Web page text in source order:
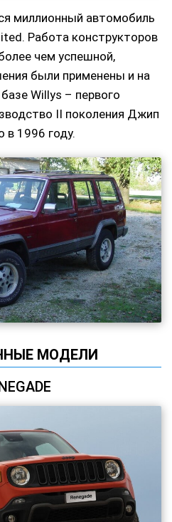
миллионный автомобиль
Работа конструкторов
чем успешной,
были применены и на
Willys – первого
II поколения Джип
в 1996 году.
МОДЕЛИ